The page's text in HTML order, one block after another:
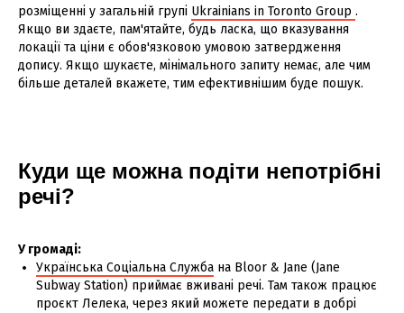
розміщенні у загальній групі Ukrainians in Toronto Group .
Якщо ви здаєте, пам'ятайте, будь ласка, що вказування
локації та ціни є обов'язковою умовою затвердження
допису. Якщо шукаєте, мінімального запиту немає, але чим
більше деталей вкажете, тим ефективнішим буде пошук.
Куди ще можна подіти непотрібні
речі?
У громаді:
Українська Соціальна Служба на Bloor & Jane (Jane
Subway Station) приймає вживані речі. Там також працює
проєкт Лелека, через який можете передати в добрі